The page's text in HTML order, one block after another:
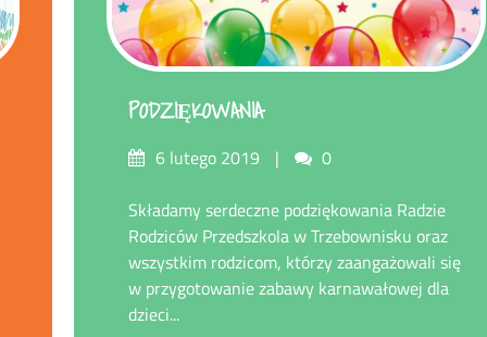
PODZIĘKOWANIA
Posted6 lutego 2019 Comments
0
Składamy serdeczne podziękowania Radzie
Rodziców Przedszkola w Trzebownisku oraz
wszystkim rodzicom, którzy zaangażowali się
w przygotowanie zabawy karnawałowej dla
dzieci...